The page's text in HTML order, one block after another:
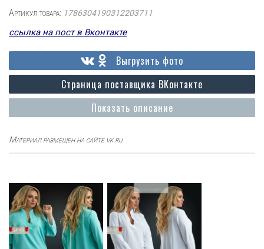
Артикул товара: 1786304190312203711
ссылка на пост в Вконтакте
Показать описание
Страница поставщика ВКонтакте
Выгрузить фото
Материал размещен на сайте vk.ru